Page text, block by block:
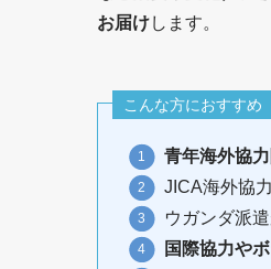
お届けします。
こんな方におすすめ
青年海外協
JICA海外協
ウガンダ派遣
国際協力や